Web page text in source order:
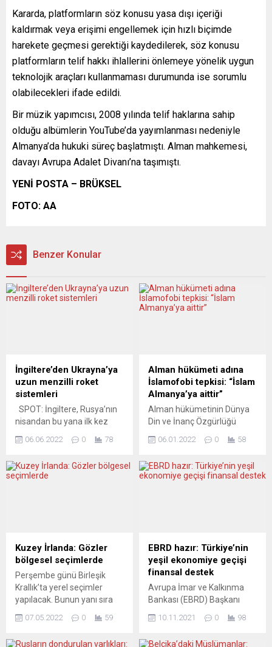
Kararda, platformların söz konusu yasa dışı içeriği
kaldırmak veya erişimi engellemek için hızlı biçimde
harekete geçmesi gerektiği kaydedilerek, söz konusu
platformların telif hakkı ihlallerini önlemeye yönelik uygun
teknolojik araçları kullanmaması durumunda ise sorumlu
olabilecekleri ifade edildi.
Bir müzik yapımcısı, 2008 yılında telif haklarına sahip
olduğu albümlerin YouTube’da yayımlanması nedeniyle
Almanya’da hukuki süreç başlatmıştı. Alman mahkemesi,
davayı Avrupa Adalet Divanı’na taşımıştı.
YENİ POSTA – BRÜKSEL
FOTO: AA
Benzer Konular
İngiltere’den Ukrayna’ya
uzun menzilli roket
sistemleri
SPOT: İngiltere, Rusya’nın
nisandan bu yana ilk kez
Ukrayna’ya uzun menzilli
Savunma Bakanı Ben
Wallace, İngiltere’nin,
Fırlatma Roket Sistemleri
göndereceklerini belirtti.
İngiltere’nin, mücadelesinde
Ukrayna’nın yanında
olduğunu ve “kahraman
birliklere...
06.06.2022 0 78
Alman hükümeti adına
İslamofobi tepkisi: “İslam
Almanya’ya aittir”
Alman hükümetinin Dünya
Din ve İnanç Özgürlüğü
SPD’li siyasetçi Frank
Müslüman mezarlığına
yapılan saldırıya tepki
Müslümanların hayatta ve
ölümde ülkemizin bir
parçası olmaları bir şanstır.
edenler İslamofobik ve
ırkçıdır. Birlikte karşı
durmalıyız” ifadesini...
06.01.2022 0 58
Kuzey İrlanda: Gözler
bölgesel seçimlerde
Perşembe günü Birleşik
Krallık’ta yerel seçimler
yapılacak. Bunun yanı sıra
parlamento seçimleri de
07.05.2022 0 59
EBRD hazır: Türkiye’nin
yeşil ekonomiye geçişi
finansal destek
Avrupa İmar ve Kalkınma
Bankası (EBRD) Başkanı
bankanın Türkiye’nin yeşil
10.11.2021 0 98